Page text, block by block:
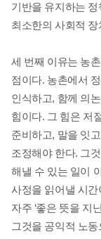
기반을 유지하는 정
최소한의 사회적 장
세 번째 이유는 농
점이다. 농촌에서
인식하고, 함께 의
힘이다. 그 힘은 저
준비하고, 말을 잇고
조정해야 한다. 그
해낼 수 있는 일이
사정을 읽어낼 시
자주 ‘좋은 뜻을 지
그것을 공익적 노